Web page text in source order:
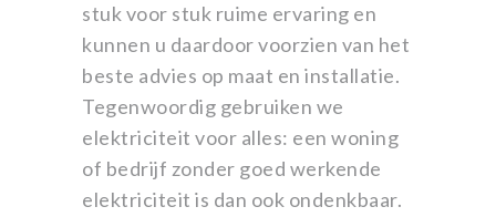
stuk voor stuk ruime ervaring en
kunnen u daardoor voorzien van het
beste advies op maat en installatie.
Tegenwoordig gebruiken we
elektriciteit voor alles: een woning
of bedrijf zonder goed werkende
elektriciteit is dan ook ondenkbaar.